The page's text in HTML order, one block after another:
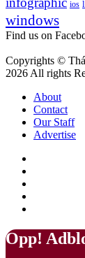
gì?
Fuzz
–
Màu
sự
nhã
ios
windows
Find us on
Copyrights ©
2026 All rights
About
Contact
Our Staff
Advertise
Back
to
Close
Opp!